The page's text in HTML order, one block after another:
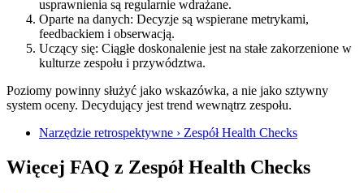
usprawnienia są regularnie wdrażane.
Oparte na danych: Decyzje są wspierane metrykami,
feedbackiem i obserwacją.
Uczący się: Ciągłe doskonalenie jest na stałe zakorzenione w
kulturze zespołu i przywództwa.
Poziomy powinny służyć jako wskazówka, a nie jako sztywny
system oceny. Decydujący jest trend wewnątrz zespołu.
Narzędzie retrospektywne › Zespół Health Checks
Więcej FAQ z Zespół Health Checks